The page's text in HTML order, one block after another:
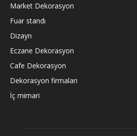
Market Dekorasyon
Fuar standı
Dizayn
Eczane Dekorasyon
Cafe Dekorasyon
Dekorasyon firmaları
İç mimari